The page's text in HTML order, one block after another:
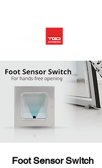
Foot Sensor Switch